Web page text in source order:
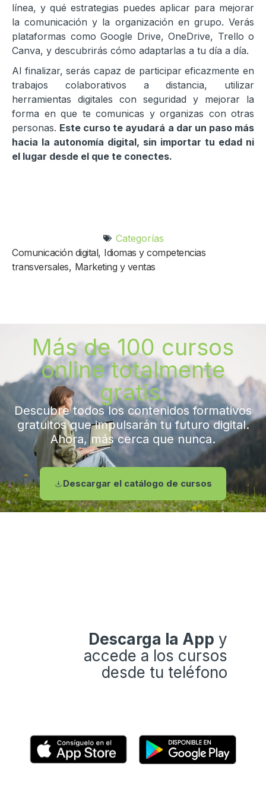
línea, y qué estrategias puedes aplicar para mejorar
la comunicación y la organización en grupo. Verás
plataformas como Google Drive, OneDrive, Trello o
Canva, y descubrirás cómo adaptarlas a tu día a día.
Al finalizar, serás capaz de participar eficazmente en
trabajos colaborativos a distancia, utilizar
herramientas digitales con seguridad y mejorar la
forma en que te comunicas y organizas con otras
personas. Este curso te ayudará a dar un paso más
hacia la autonomía digital, sin importar tu edad ni
el lugar desde el que te conectes.
Categorías
Comunicación digital, Idiomas y competencias
transversales, Marketing y ventas
Más de 100 cursos
online totalmente
gratis.
Descubre todos los contenidos formativos
gratuitos que impulsarán tu futuro digital.
Ahora, más cerca que nunca.
Descargar el catálogo de cursos
Descarga la App y
accede a los cursos
desde tu teléfono